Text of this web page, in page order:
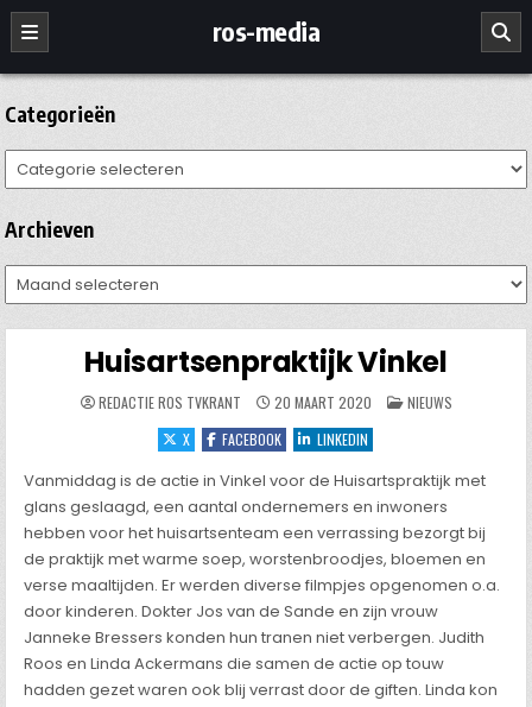
Ga
naar
de
inhoud
ros-media
Categorieën
Categorieën
Archieven
Archieven
Huisartsenpraktijk Vinkel
REDACTIE ROS TVKRANT 20 MAART 2020 GEPLAATST
IN
NIEUWS
X
FACEBOOK LINKEDIN
Vanmiddag is de actie in Vinkel voor de Huisartspraktijk met
glans geslaagd, een aantal ondernemers en inwoners
hebben voor het huisartsenteam een verrassing bezorgt bij
de praktijk met warme soep, worstenbroodjes, bloemen en
verse maaltijden. Er werden diverse filmpjes opgenomen o.a.
door kinderen. Dokter Jos van de Sande en zijn vrouw
Janneke Bressers konden hun tranen niet verbergen. Judith
Roos en Linda Ackermans die samen de actie op touw
hadden gezet waren ook blij verrast door de giften. Linda kon